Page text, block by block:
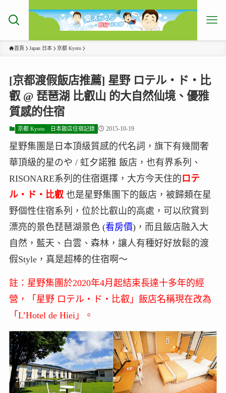
首頁 Japan 日本 京都 Kyoto
[京都渡假飯店推薦] 星野 ロテル・ド・比
叡 @ 琵琶湖 比叡山 的大自然仙境、優雅
質感的住宿
京都 Kyoto 日本飯店住宿記錄 2015-10-19
星野集團是日本頂級質感的代名詞，旗下有幾間奢
華頂級的星のや / 虹夕諾雅 飯店，也有界系列、
RISONARE系列的住宿選擇，大方今天住的 ロテ
ル・ド・比叡也是星野集團下的飯店，被歸類在星
野個性住宿系列，位於比叡山的高處，可以欣賞到
漂亮的景色琵琶湖景色 (看房價)，而且飯店融入大
自然，藍天、白雲、森林，讓人有種好好放鬆的渡
假Style，真是超棒的住宿啊～
註：星野集團於2020年4月起結束長達十多年的經
營，「星野 ロテル・ド・比叡」飯店名稱現在改為
「L’Hotel de Hiei」。